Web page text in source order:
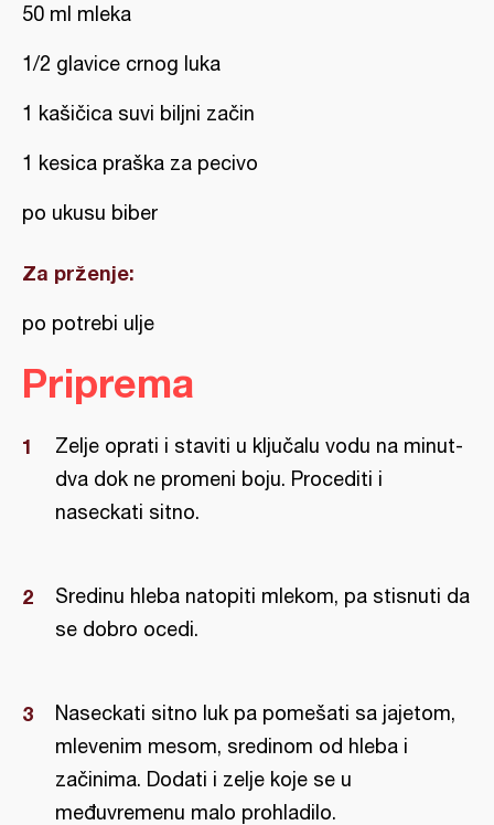
50 ml mleka
1/2 glavice crnog luka
1 kašičica suvi biljni začin
1 kesica praška za pecivo
po ukusu biber
Za prženje:
po potrebi ulje
Priprema
Zelje oprati i staviti u ključalu vodu na minut-
dva dok ne promeni boju. Procediti i
naseckati sitno.
Sredinu hleba natopiti mlekom, pa stisnuti da
se dobro ocedi.
Naseckati sitno luk pa pomešati sa jajetom,
mlevenim mesom, sredinom od hleba i
začinima. Dodati i zelje koje se u
međuvremenu malo prohladilo.